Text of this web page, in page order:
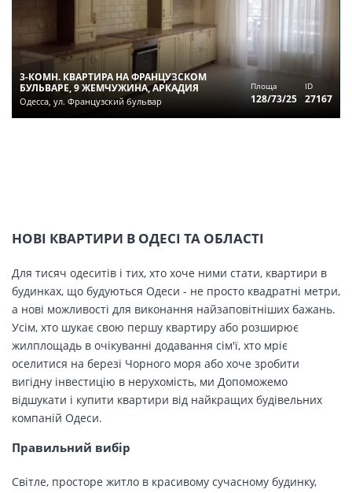
3-КОМН. КВАРТИРА НА ФРАНЦУЗСКОМ
БУЛЬВАРЕ, 9 ЖЕМЧУЖИНА, АРКАДИЯ
Одесса, ул. Французский бульвар
Площа
128/73/25
ID
27167
НОВІ КВАРТИРИ В ОДЕСІ ТА ОБЛАСТІ
Для тисяч одеситів і тих, хто хоче ними стати, квартири в
будинках, що будуються Одеси - не просто квадратні метри,
а нові можливості для виконання найзаповітніших бажань.
Усім, хто шукає свою першу квартиру або розширює
жилплощадь в очікуванні додавання сім'ї, хто мріє
оселитися на березі Чорного моря або хоче зробити
вигідну інвестицію в нерухомість, ми Допоможемо
відшукати і купити квартири від найкращих будівельних
компаній Одеси.
Правильний вибір
Світле, просторе житло в красивому сучасному будинку,